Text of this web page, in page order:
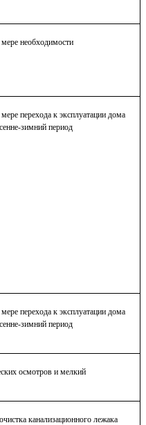
необходимости
перехода к эксплуатации дома
зимний период
перехода к эксплуатации дома
зимний период
осмотров и мелкий
канализационного лежака